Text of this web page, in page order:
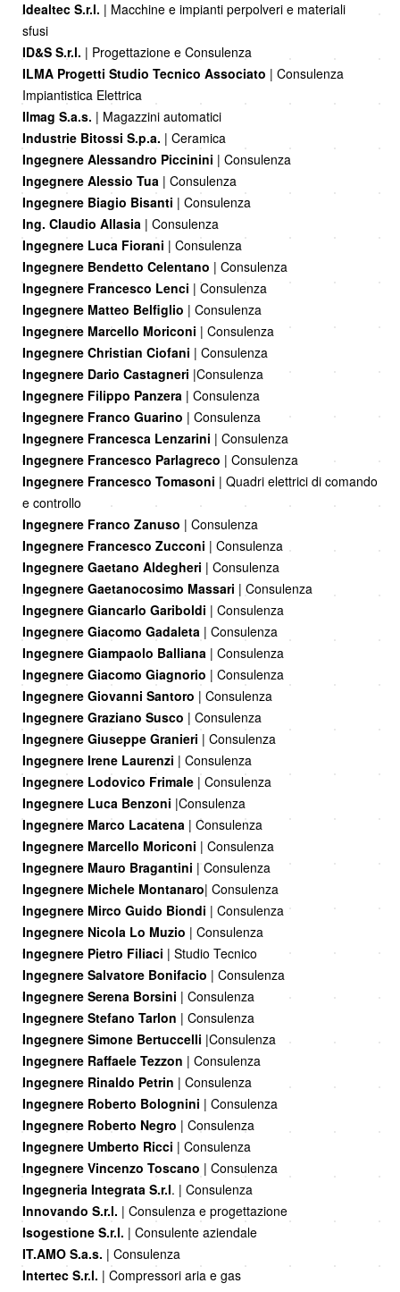
Idealtec S.r.l. | Macchine e impianti perpolveri e materiali
sfusi
ID&S S.r.l. | Progettazione e Consulenza
ILMA Progetti Studio Tecnico Associato | Consulenza
Impiantistica Elettrica
Ilmag S.a.s. | Magazzini automatici
Industrie Bitossi S.p.a. | Ceramica
Ingegnere Alessandro Piccinini | Consulenza
Ingegnere Alessio Tua | Consulenza
Ingegnere Biagio Bisanti | Consulenza
Ing. Claudio Allasia | Consulenza
Ingegnere Luca Fiorani | Consulenza
Ingegnere Bendetto Celentano | Consulenza
Ingegnere Francesco Lenci | Consulenza
Ingegnere Matteo Belfiglio | Consulenza
Ingegnere Marcello Moriconi | Consulenza
Ingegnere Christian Ciofani | Consulenza
Ingegnere Dario Castagneri |Consulenza
Ingegnere Filippo Panzera | Consulenza
Ingegnere Franco Guarino | Consulenza
Ingegnere Francesca Lenzarini | Consulenza
Ingegnere Francesco Parlagreco | Consulenza
Ingegnere Francesco Tomasoni | Quadri elettrici di comando
e controllo
Ingegnere Franco Zanuso | Consulenza
Ingegnere Francesco Zucconi | Consulenza
Ingegnere Gaetano Aldegheri | Consulenza
Ingegnere Gaetanocosimo Massari | Consulenza
Ingegnere Giancarlo Gariboldi | Consulenza
Ingegnere Giacomo Gadaleta | Consulenza
Ingegnere Giampaolo Balliana | Consulenza
Ingegnere Giacomo Giagnorio | Consulenza
Ingegnere Giovanni Santoro | Consulenza
Ingegnere Graziano Susco | Consulenza
Ingegnere Giuseppe Granieri | Consulenza
Ingegnere Irene Laurenzi | Consulenza
Ingegnere Lodovico Frimale | Consulenza
Ingegnere Luca Benzoni |Consulenza
Ingegnere Marco Lacatena | Consulenza
Ingegnere Marcello Moriconi | Consulenza
Ingegnere Mauro Bragantini | Consulenza
Ingegnere Michele Montanaro| Consulenza
Ingegnere Mirco Guido Biondi | Consulenza
Ingegnere Nicola Lo Muzio | Consulenza
Ingegnere Pietro Filiaci | Studio Tecnico
Ingegnere Salvatore Bonifacio | Consulenza
Ingegnere Serena Borsini | Consulenza
Ingegnere Stefano Tarlon | Consulenza
Ingegnere Simone Bertuccelli |Consulenza
Ingegnere Raffaele Tezzon | Consulenza
Ingegnere Rinaldo Petrin | Consulenza
Ingegnere Roberto Bolognini | Consulenza
Ingegnere Roberto Negro | Consulenza
Ingegnere Umberto Ricci | Consulenza
Ingegnere Vincenzo Toscano | Consulenza
Ingegneria Integrata S.r.l. | Consulenza
Innovando S.r.l. | Consulenza e progettazione
Isogestione S.r.l. | Consulente aziendale
IT.AMO S.a.s. | Consulenza
Intertec S.r.l. | Compressori aria e gas